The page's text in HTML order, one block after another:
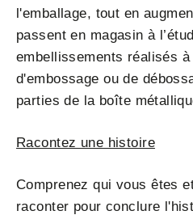
l'emballage, tout en
passent en magasin à
embellissements réalisés
d'embossage ou de
parties de la boîte
Racontez une histoire
Comprenez qui vous êtes
raconter pour conclure